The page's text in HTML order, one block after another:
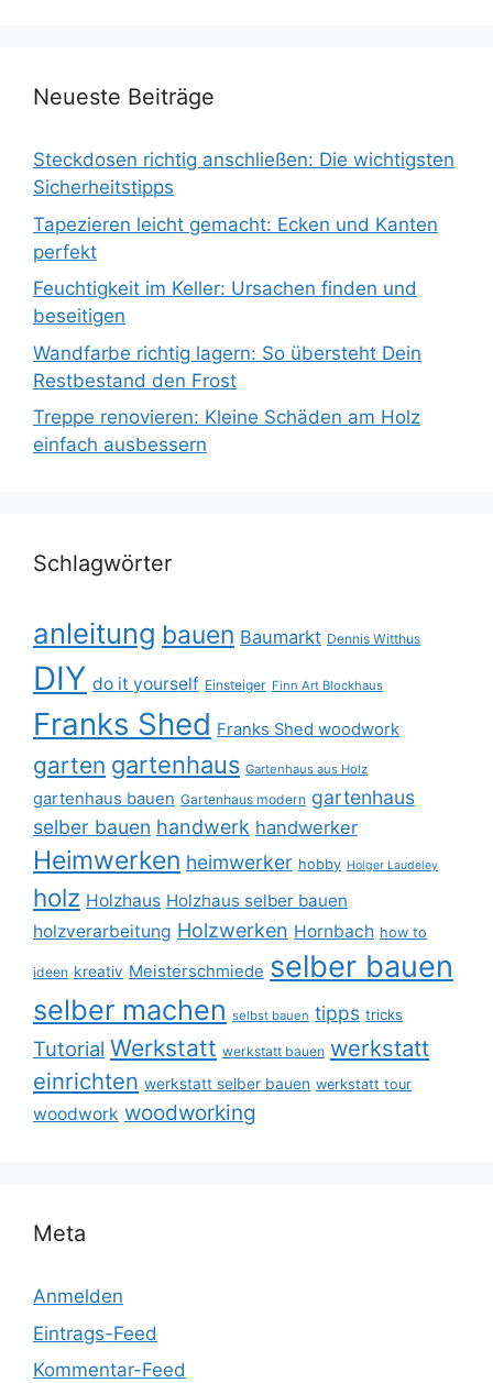
Neueste Beiträge
Steckdosen richtig anschließen: Die wichtigsten
Sicherheitstipps
Tapezieren leicht gemacht: Ecken und Kanten
perfekt
Feuchtigkeit im Keller: Ursachen finden und
beseitigen
Wandfarbe richtig lagern: So übersteht Dein
Restbestand den Frost
Treppe renovieren: Kleine Schäden am Holz
einfach ausbessern
Schlagwörter
anleitung bauen Baumarkt Dennis Witthus
DIY do it yourself Einsteiger Finn Art Blockhaus
Franks Shed Franks Shed woodwork
garten gartenhaus Gartenhaus aus Holz
gartenhaus bauen Gartenhaus modern gartenhaus
selber bauen handwerk handwerker
Heimwerken heimwerker hobby Holger Laudeley
holz Holzhaus Holzhaus selber bauen
holzverarbeitung Holzwerken Hornbach how to
ideen kreativ Meisterschmiede selber bauen
selber machen selbst bauen tipps tricks
Tutorial Werkstatt werkstatt bauen werkstatt
einrichten werkstatt selber bauen werkstatt tour
woodwork woodworking
Meta
Anmelden
Eintrags-Feed
Kommentar-Feed